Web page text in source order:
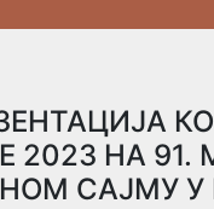
2023 НА
САЈМУ